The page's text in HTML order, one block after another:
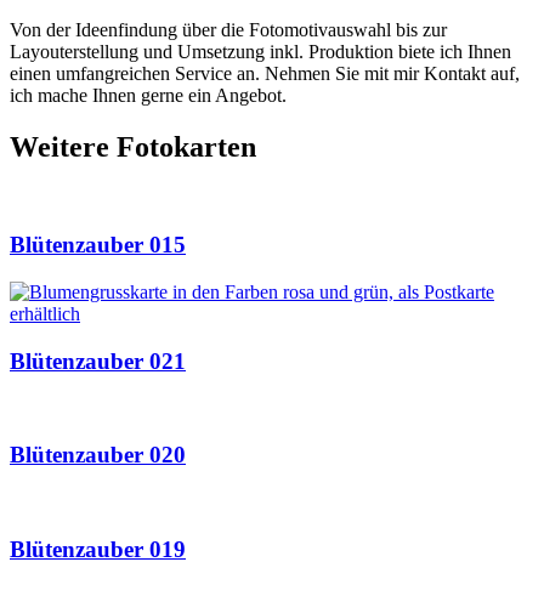
Von der Ideenfindung über die Fotomotivauswahl bis zur
Layouterstellung und Umsetzung inkl. Produktion biete ich Ihnen
einen umfangreichen Service an. Nehmen Sie mit mir Kontakt auf,
ich mache Ihnen gerne ein Angebot.
Weitere Fotokarten
Blütenzauber 015
Blütenzauber 021
Blütenzauber 020
Blütenzauber 019